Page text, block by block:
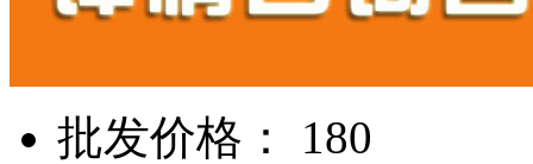
批发价格： 180